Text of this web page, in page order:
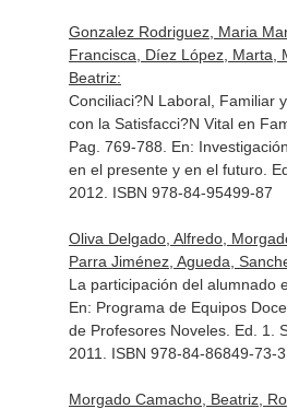
Gonzalez Rodriguez, Maria
Francisca, Díez López, Marta,
Beatriz:
Conciliaci?N Laboral, Familiar
con la Satisfacci?N Vital en
Pag. 769-788. En:
en el presente y en el futuro.
2012. ISBN 978-84-95499-87
Oliva Delgado, Alfredo,
Parra Jiménez, Agueda,
La participación del alumnado
En: Programa de Equipos
de Profesores Noveles. Ed. 1.
2011. ISBN 978-84-86849-73-3
Morgado Camacho, Beatriz,